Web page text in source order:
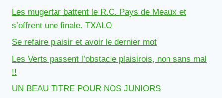
Les mugertar battent le R.C. Pays de Meaux et
s’offrent une finale. TXALO
Se refaire plaisir et avoir le dernier mot
Les Verts passent l’obstacle plaisirois, non sans mal
!!
UN BEAU TITRE POUR NOS JUNIORS